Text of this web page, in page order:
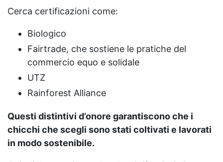
Cerca certificazioni come:
Biologico
Fairtrade, che sostiene le pratiche del
commercio equo e solidale
UTZ
Rainforest Alliance
Questi distintivi d’onore garantiscono che i
chicchi che scegli sono stati coltivati e lavorati
in modo sostenibile.